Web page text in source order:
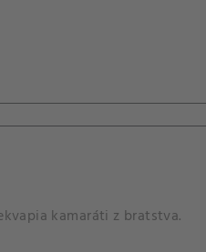
kamaráti z bratstva.